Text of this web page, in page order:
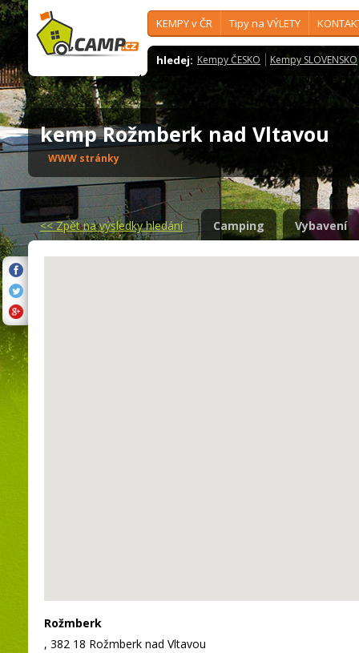
KEMPY v ČR Tipy na VÝLETY
hledej: Kempy ČESKO Kempy SLOVENSKO
kemp Rožmberk nad Vltavou
WWW stránky
<<Zpět na výsledky hledání Camping Vybavení
Rožmberk
, 382 18 Rožmberk nad Vltavou